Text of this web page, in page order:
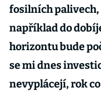
fosilních palivech,
například do
horizontu bude
se mi dnes
nevyplácejí, rok